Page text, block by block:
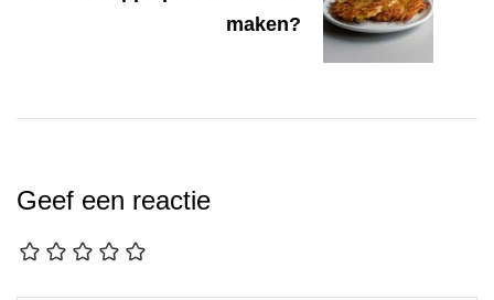
maken?
Geef een reactie